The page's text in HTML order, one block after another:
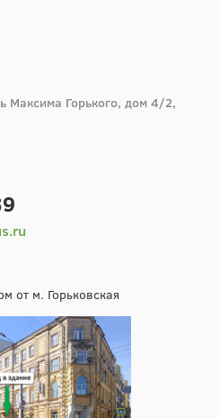
Максима Горького, дом 4/2,
от м. Горьковская